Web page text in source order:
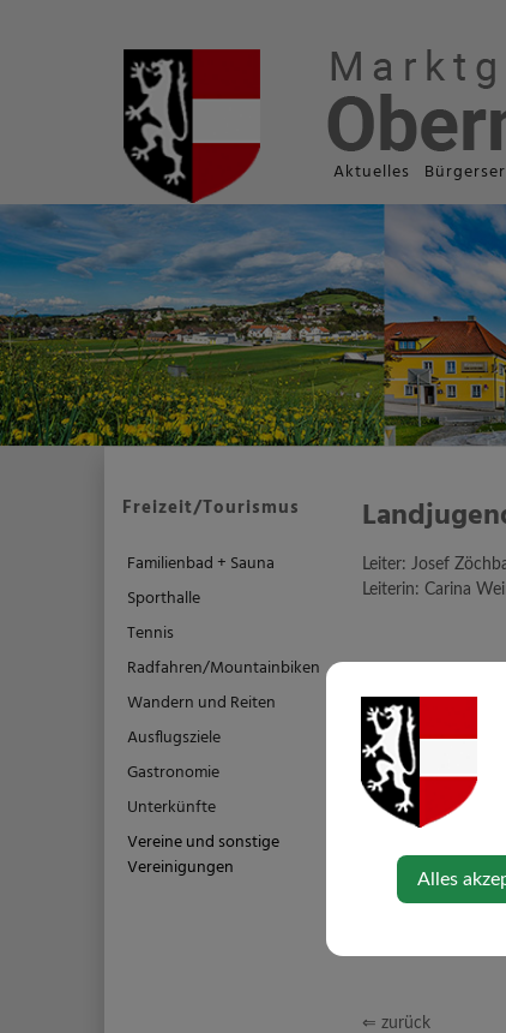
Aktuelles
Leiter: Josef
Leiterin: Carina
⇐ zurück
Freizeit/Tourismus
Familienbad + Sauna
Sporthalle
Tennis
Radfahren/Mountainbiken
Wandern und Reiten
Ausflugsziele
Gastronomie
Unterkünfte
Vereine und sonstige
Vereinigungen
Alles